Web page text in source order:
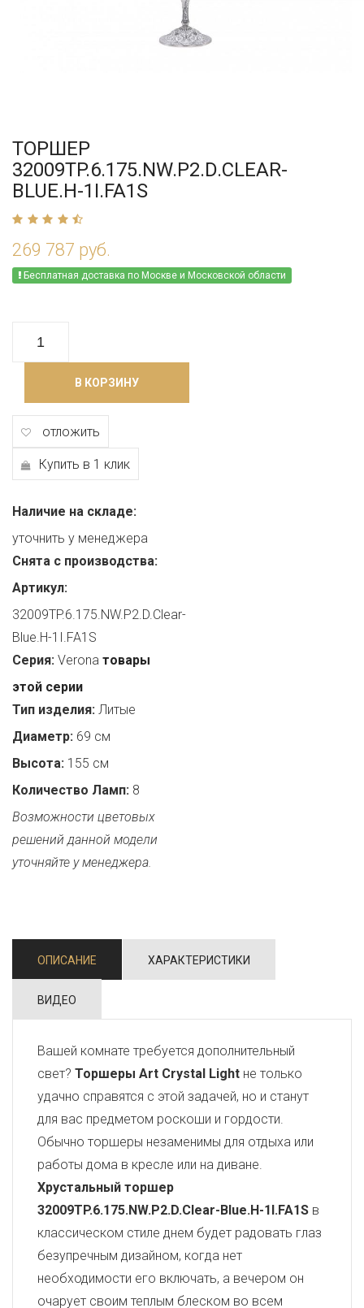
ТОРШЕР
32009TP.6.175.NW.P2.D.CLEAR-
BLUE.H-1I.FA1S
269 787 руб.
Бесплатная доставка по Москве и Московской области
В КОРЗИНУ
отложить
Купить в 1 клик
Наличие на складе:
уточнить у менеджера
Снята с производства:
Артикул:
32009TP.6.175.NW.P2.D.Clear-
Blue.H-1I.FA1S
Серия: Verona товары
этой серии
Тип изделия: Литые
Диаметр: 69 см
Высота: 155 см
Количество Ламп: 8
Возможности цветовых
решений данной модели
уточняйте у менеджера.
ОПИСАНИЕ ХАРАКТЕРИСТИКИ
ВИДЕО
Вашей комнате требуется дополнительный
свет? Торшеры Art Crystal Light не только
удачно справятся с этой задачей, но и станут
для вас предметом роскоши и гордости.
Обычно торшеры незаменимы для отдыха или
работы дома в кресле или на диване.
Хрустальный торшер
32009TP.6.175.NW.P2.D.Clear-Blue.H-1I.FA1S в
классическом стиле днем будет радовать глаз
безупречным дизайном, когда нет
необходимости его включать, а вечером он
очарует своим теплым блеском во всем